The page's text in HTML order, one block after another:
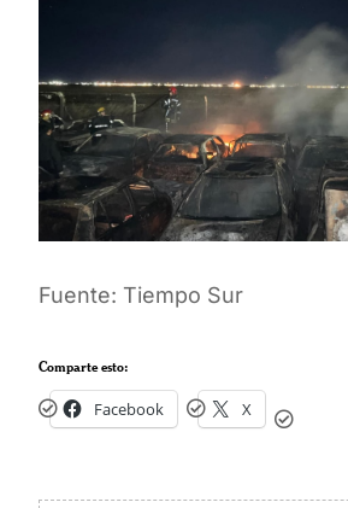
Fuente: Tiempo Sur
Comparte esto:
Facebook X